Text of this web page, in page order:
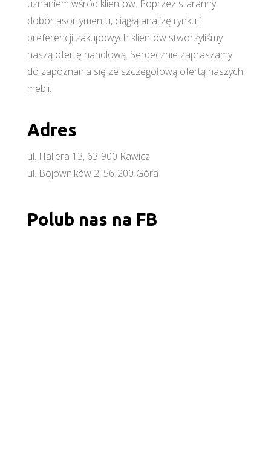
uznaniem wśród klientów. Poprzez staranny
dobór asortymentu, ciągłą analizę rynku i
preferencji zakupowych klientów stworzyliśmy
naszą ofertę handlową. Serdecznie zapraszamy
do zapoznania się ze szczegółową ofertą naszych
mebli.
Adres
ul. Hallera 13, 63-900 Rawicz
ul. Bojowników 2, 56-200 Góra
Polub nas na FB